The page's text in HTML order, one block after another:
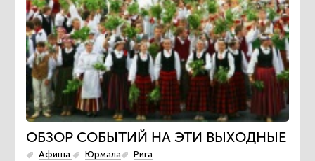
ОБЗОР СОБЫТИЙ НА ЭТИ ВЫХОДНЫЕ
Афиша Юрмала Рига